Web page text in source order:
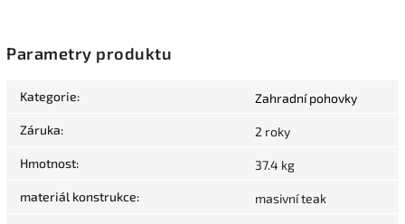
Parametry produktu
Kategorie: Zahradní pohovky
Záruka: 2 roky
Hmotnost: 37.4 kg
materiál konstrukce: masivní teak